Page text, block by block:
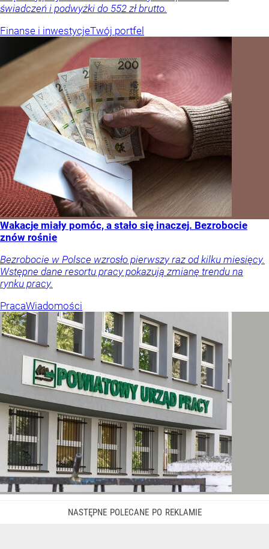
świadczeń i podwyżki do 552 zł brutto.
Finanse i inwestycjeTwój portfel
Wakacje miały pomóc, a stało się inaczej. Bezrobocie
znów rośnie
Bezrobocie w Polsce wzrosło pierwszy raz od kilku miesięcy.
Wstępne dane resortu pracy pokazują zmianę trendu na
rynku pracy.
PracaWiadomości